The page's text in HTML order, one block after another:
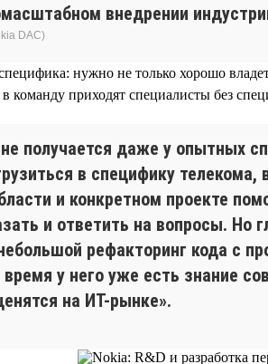
внедрении
DAC)
нужно не только хорошо
команду приходят специалисты без
получается даже у опытных
в специфику телекома,
и конкретном проекте
и ответить на вопросы. Но
рефакторинг кода с
у него уже есть знание
на ИТ-рынке».